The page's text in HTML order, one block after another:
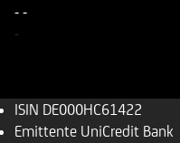
- -
-
ISIN DE000HC61422
Emittente UniCredit Bank